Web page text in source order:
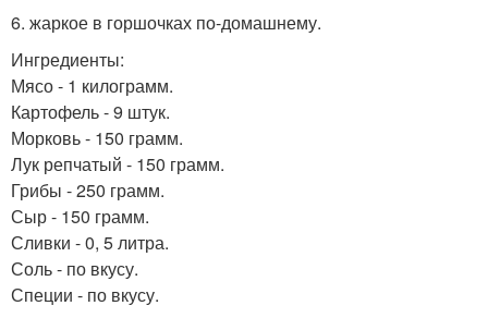
6. жаркое в горшочках по-домашнему.
Ингредиенты:
Мясо - 1 килограмм.
Картофель - 9 штук.
Морковь - 150 грамм.
Лук репчатый - 150 грамм.
Грибы - 250 грамм.
Сыр - 150 грамм.
Сливки - 0, 5 литра.
Соль - по вкусу.
Специи - по вкусу.